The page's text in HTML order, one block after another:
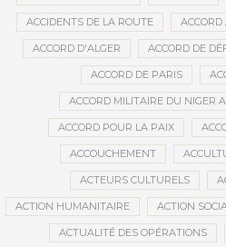
ACCIDENTS DE LA ROUTE ACCORD
ACCORD D'ALGER ACCORD DE
ACCORD DE PARIS
ACCORD MILITAIRE DU NIGER
ACCORD POUR LA PAIX
ACCOUCHEMENT
ACTEURS CULTURELS
ACTION HUMANITAIRE ACTION
ACTUALITÉ DES OPÉRATIONS